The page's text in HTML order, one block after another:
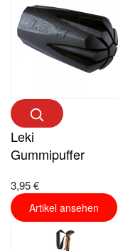
Leki
Gummipuffer
3,95 €
Artikel ansehen